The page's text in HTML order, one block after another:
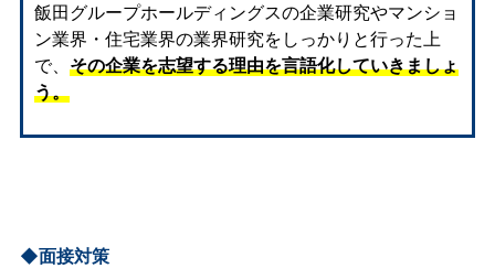
飯田グループホールディングスの企業研究やマンショ
ン業界・住宅業界の業界研究をしっかりと行った上
で、 その企業を志望する理由を言語化していきましょ
う。
◆面接対策